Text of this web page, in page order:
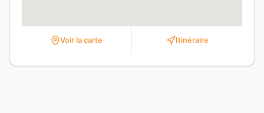
Voir la carte Itinéraire